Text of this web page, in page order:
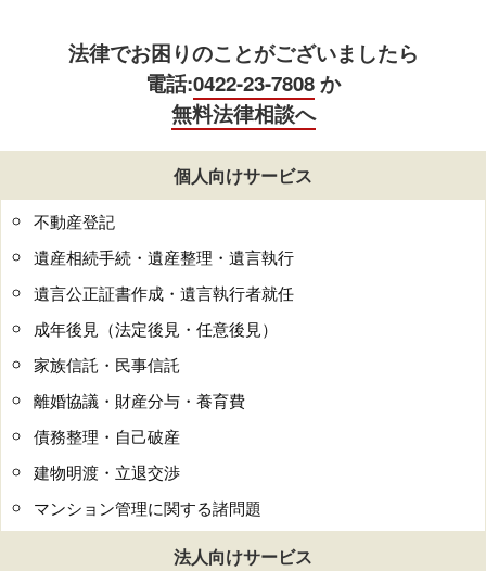
法律でお困りのことがございましたら
電話:0422-23-7808か
無料法律相談へ
個人向けサービス
不動産登記
遺産相続手続・遺産整理・遺言執行
遺言公正証書作成・遺言執行者就任
成年後見（法定後見・任意後見）
家族信託・民事信託
離婚協議・財産分与・養育費
債務整理・自己破産
建物明渡・立退交渉
マンション管理に関する諸問題
法人向けサービス